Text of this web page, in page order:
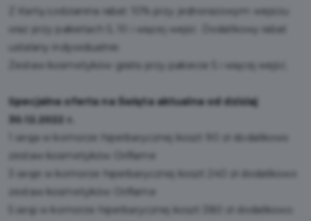
Z Kartą Łodzianina rabat 10% przy jednorazowym wejściu
oraz przy pakietach 5, 10 i więcej wejść. Dodatkowy rabat
ustalany indywidualnie.
Zestaw kosmetyków gratis przy pakiecie 5 i więcej wejść.
Specjalna oferta na Święta aktualna od dzisiaj
30.12.2022 r.
1 sesja w komorze hiperbarycznej koszt 90 zł dodatkowo
zestaw kosmetyków Oriflame
3 sesje w komorze hiperbarycznej koszt 240 zł dodatkowo
zestaw kosmetyków Oriflame
5 sesji w komorze hiperbarycznej koszt 380 zł dodatkowo